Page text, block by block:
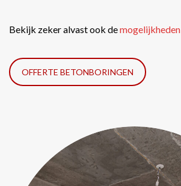
Bekijk zeker alvast ook demogelijkheden
OFFERTE BETONBORINGEN